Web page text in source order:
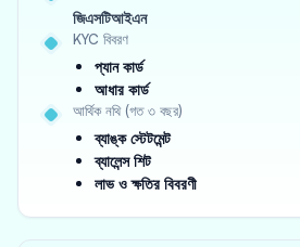
জিএসটিআইএন
KYC বিবরণ
প্যান কার্ড
আধার কার্ড
আর্থিক নথি (গত ৩ বছর)
ব্যাঙ্ক স্টেটমেন্ট
ব্যালেন্স শিট
লাভ ও ক্ষতির বিবরণী